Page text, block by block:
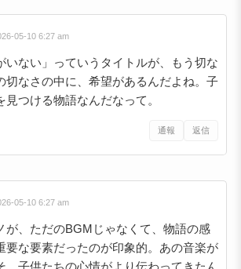
05-10 6:27 am
いない」っていうタイトルが、もう切な
切なさの中に、希望があるんだよね。子
見つける物語なんだなって。
通報 返信
05-10 6:27 am
が、ただのBGMじゃなくて、物語の感
要な要素だったのが印象的。あの音楽が
、子供たちの心情がより伝わってきたん